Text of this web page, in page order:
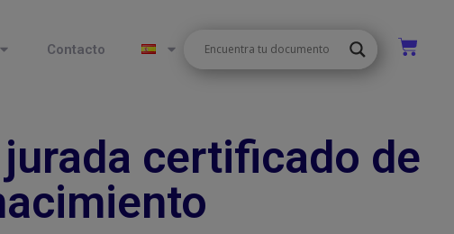
Contacto
certificado de